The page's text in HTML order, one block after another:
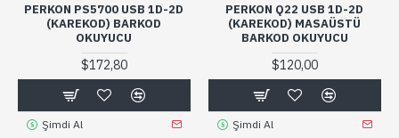
PERKON PS5700 USB 1D-2D
(KAREKOD) BARKOD
OKUYUCU
$172,80
Şimdi Al
PERKON Q22 USB 1D-2D
(KAREKOD) MASAÜSTÜ
BARKOD OKUYUCU
$120,00
Şimdi Al